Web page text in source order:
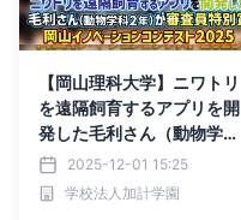
【岡山理科大学】ニワトリ
を遠隔飼育するアプリを開
発した毛利さん（動物学科
2年）が審査員特別賞／岡
山イノベーションコンテス
ト2025
2025-12-01 15:25
学校法人加計学園